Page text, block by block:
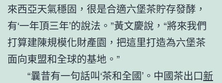
來西亞天氣穩固，很是合適六堡茶貯存發酵，
有‘一年頂三年’的說法。”黃文慶說，“將來我們
打算建陳規模化財產園，把這里打造為六堡茶
面向東盟和全球的基地。”
“曩昔有一句話叫‘茶和全國’。中國茶出口新